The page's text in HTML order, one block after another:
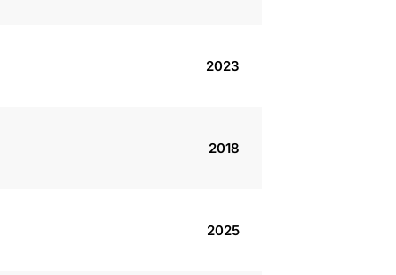
2023
2018
2025